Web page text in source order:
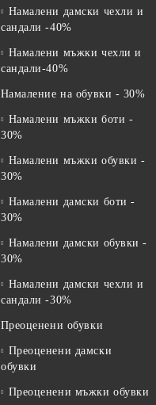
Намалени дамски чехли и
сандали -40%
Намалени мъжки чехли и
сандали-40%
Намаление на обувки - 30%
Намалени мъжки боти -
30%
Намалени мъжки обувки -
30%
Намалени дамски боти -
30%
Намалени дамски обувки -
30%
Намалени дамски чехли и
сандали -30%
Преоценени обувки
Преоценени дамски
обувки
Преоценени мъжки обувки